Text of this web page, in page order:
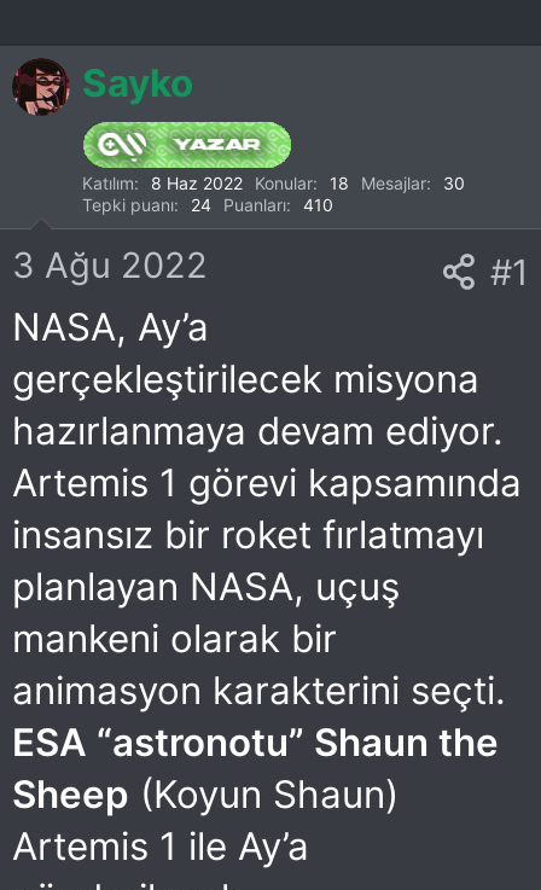
Sayko
Katılım 8 Haz 2022 Konular 18 Mesajlar
30
Tepki puanı
24 Puanları 410
3 Ağu 2022 #1
NASA, Ay’a
gerçekleştirilecek misyona
hazırlanmaya devam ediyor.
Artemis 1 görevi kapsamında
insansız bir roket fırlatmayı
planlayan NASA, uçuş
mankeni olarak bir
animasyon karakterini seçti.
ESA “astronotu” Shaun the
Sheep (Koyun Shaun)
Artemis 1 ile Ay’a